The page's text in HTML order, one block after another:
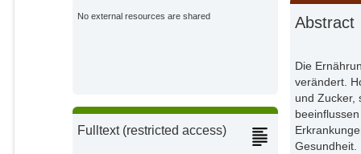
External Organizations;
No external resources are shared
Fulltext (restricted access)
Abstract
Die
verändert.
und Zucker,
Gesundheit.